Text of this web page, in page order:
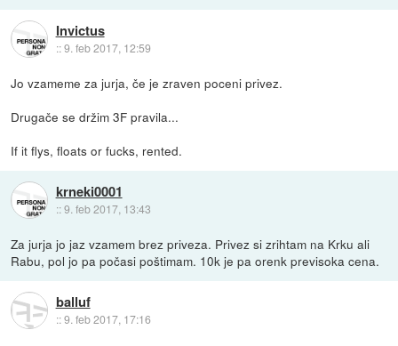
Invictus
::9. feb 2017, 12:59
Jo vzameme za jurja, če je zraven poceni privez.
Drugače se držim 3F pravila...
If it flys, floats or fucks, rented.
krneki0001
::9. feb 2017, 13:43
Za jurja jo jaz vzamem brez priveza. Privez si zrihtam na Krku ali
Rabu, pol jo pa počasi poštimam. 10k je pa orenk previsoka cena.
balluf
::9. feb 2017, 17:16